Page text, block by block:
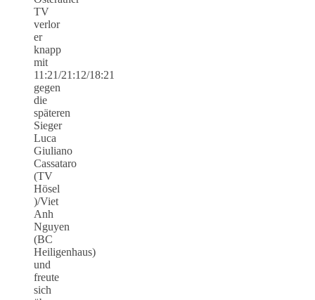
TV
verlor
er
knapp
mit
11:21/21:12/18:21
gegen
die
späteren
Sieger
Luca
Giuliano
Cassataro
(TV
Hösel
)/Viet
Anh
Nguyen
(BC
Heiligenhaus)
und
freute
sich